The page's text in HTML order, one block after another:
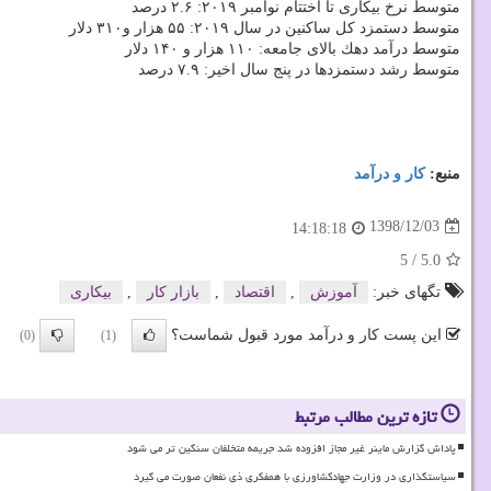
متوسط نرخ بیكاری تا اختتام نوامبر ۲۰۱۹: ۲.۶ درصد
متوسط دستمزد كل ساكنین در سال ۲۰۱۹: ۵۵ هزار و۳۱۰ دلار
متوسط درآمد دهك بالای جامعه: ۱۱۰ هزار و ۱۴۰ دلار
متوسط رشد دستمزدها در پنج سال اخیر: ۷.۹ درصد
منبع:كار و درآمد
1398/12/03
14:18:18
5.0
/
5
تگهای خبر:
آموزش اقتصاد بازار كار بیكاری
این پست کار و درآمد مورد قبول شماست؟ (1)
(0)
تازه ترین مطالب مرتبط
پاداش گزارش ماینر غیر مجاز افزوده شد جریمه متخلفان سنگین تر می شود
سیاستگذاری در وزارت جهادکشاورزی با همفکری ذی نفعان صورت می گیرد